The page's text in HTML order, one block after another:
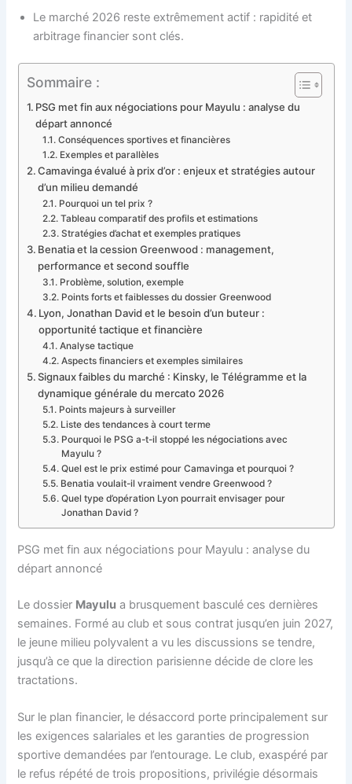
Le marché 2026 reste extrêmement actif : rapidité et
arbitrage financier sont clés.
Sommaire :
PSG met fin aux négociations pour Mayulu : analyse du
départ annoncé
Conséquences sportives et financières
Exemples et parallèles
Camavinga évalué à prix d’or : enjeux et stratégies autour
d’un milieu demandé
Pourquoi un tel prix ?
Tableau comparatif des profils et estimations
Stratégies d’achat et exemples pratiques
Benatia et la cession Greenwood : management,
performance et second souffle
Problème, solution, exemple
Points forts et faiblesses du dossier Greenwood
Lyon, Jonathan David et le besoin d’un buteur :
opportunité tactique et financière
Analyse tactique
Aspects financiers et exemples similaires
Signaux faibles du marché : Kinsky, le Télégramme et la
dynamique générale du mercato 2026
Points majeurs à surveiller
Liste des tendances à court terme
Pourquoi le PSG a-t-il stoppé les négociations avec
Mayulu ?
Quel est le prix estimé pour Camavinga et pourquoi ?
Benatia voulait-il vraiment vendre Greenwood ?
Quel type d’opération Lyon pourrait envisager pour
Jonathan David ?
PSG met fin aux négociations pour Mayulu : analyse du
départ annoncé
Le dossier Mayulu a brusquement basculé ces dernières
semaines. Formé au club et sous contrat jusqu’en juin 2027,
le jeune milieu polyvalent a vu les discussions se tendre,
jusqu’à ce que la direction parisienne décide de clore les
tractations.
Sur le plan financier, le désaccord porte principalement sur
les exigences salariales et les garanties de progression
sportive demandées par l’entourage. Le club, exaspéré par
le refus répété de trois propositions, privilégie désormais